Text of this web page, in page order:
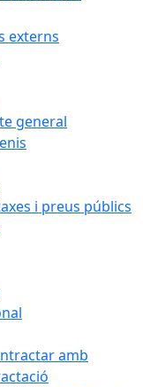
externs
general
i preus públics
amb